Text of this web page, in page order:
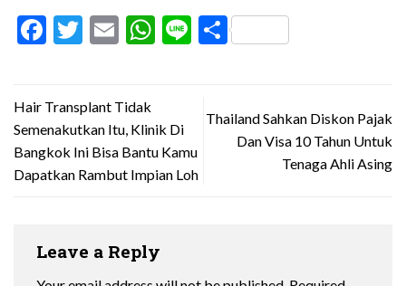
Facebook
Twitter
EmailWhatsApp
LineShare
Hair Transplant Tidak
Semenakutkan Itu, Klinik Di
Bangkok Ini Bisa Bantu Kamu
Dapatkan Rambut Impian Loh
Thailand Sahkan Diskon Pajak
Dan Visa 10 Tahun Untuk
Tenaga Ahli Asing
Leave a Reply